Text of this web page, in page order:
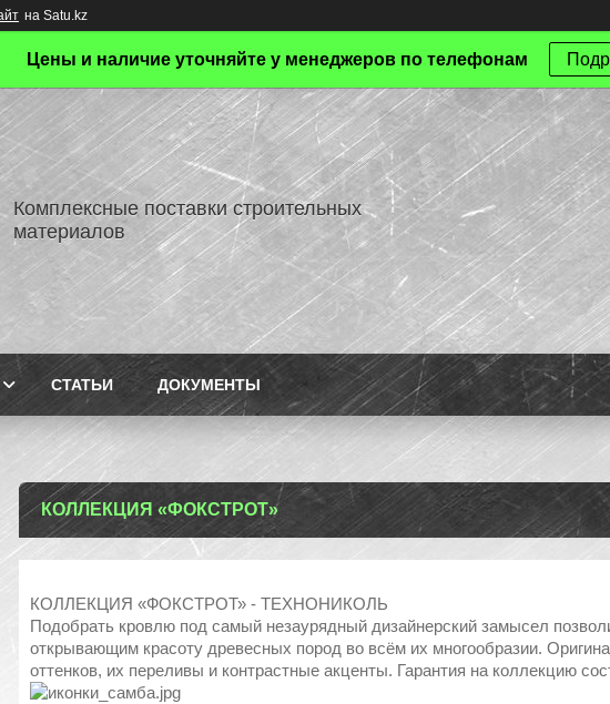
на Satu.kz
Цены и наличие уточняйте у менеджеров по телефонам
Комплексные поставки строительных
материалов
СТАТЬИ ДОКУМЕНТЫ
КОЛЛЕКЦИЯ «ФОКСТРОТ»
КОЛЛЕКЦИЯ «ФОКСТРОТ» - ТЕХНОНИКОЛЬ
Подобрать кровлю под самый незаурядный дизайнерский замысел
открывающим красоту древесных пород во всём их многообразии.
оттенков, их переливы и контрастные акценты. Гарантия на коллекцию